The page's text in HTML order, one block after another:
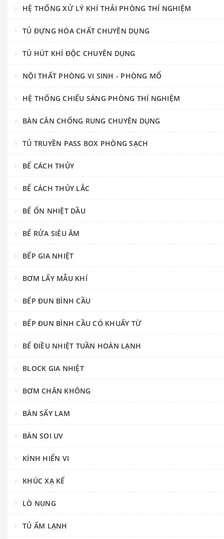
HỆ THỐNG XỬ LÝ KHÍ THẢI PHÒNG THÍ NGHIỆM
TỦ ĐỰNG HÓA CHẤT CHUYÊN DỤNG
TỦ HÚT KHÍ ĐỘC CHUYÊN DỤNG
NỘI THẤT PHÒNG VI SINH - PHÒNG MỔ
HỆ THỐNG CHIẾU SÁNG PHÒNG THÍ NGHIỆM
BÀN CÂN CHỐNG RUNG CHUYÊN DỤNG
TỦ TRUYỀN PASS BOX PHÒNG SẠCH
BỂ CÁCH THỦY
BỂ CÁCH THỦY LẮC
BỂ ỔN NHIỆT DẦU
BỂ RỬA SIÊU ÂM
BẾP GIA NHIỆT
BƠM LẤY MẪU KHÍ
BẾP ĐUN BÌNH CẦU
BẾP ĐUN BÌNH CẦU CÓ KHUẤY TỪ
BỂ ĐIỀU NHIỆT TUẦN HOÀN LẠNH
BLOCK GIA NHIỆT
BƠM CHÂN KHÔNG
BÀN SẤY LAM
BÀN SOI UV
KÍNH HIỂN VI
KHÚC XẠ KẾ
LÒ NUNG
TỦ ẤM LẠNH